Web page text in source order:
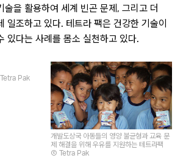
술을 활용하여 세계 빈곤 문제, 그리고 더
일조하고 있다. 테트라 팩은 건강한 기술이
있다는 사례를 몸소 실천하고 있다.
Pak
개발도상국 아동들의 영양 불균형과 교육 문
제 해결을 위해 우유를 지원하는 테트라팩
Ⓒ Tetra Pak